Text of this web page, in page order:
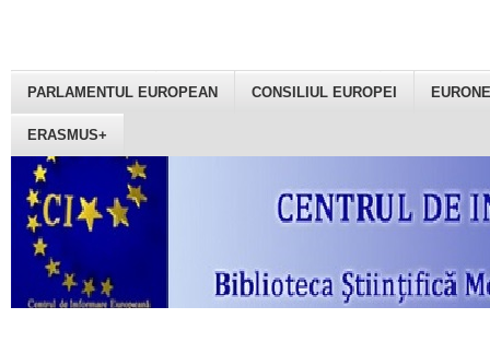
PARLAMENTUL EUROPEAN CONSILIUL EUROPEI
ERASMUS+